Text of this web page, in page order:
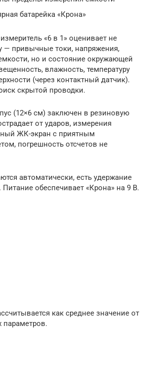
батарейка «Крона»
«6 в 1» оценивает не
— привычные токи, напряжения,
но и состояние окружающей
влажность, температуру
(через контактный датчик).
скрытой проводки.
(12×6 см) заключен в резиновую
от ударов, измерения
ЖК-экран с приятным
погрешность отсчетов не
автоматически, есть удержание
Питание обеспечивает «Крона» на 9 В.
как среднее значение от